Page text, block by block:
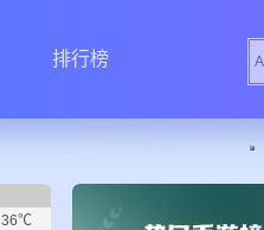
排行榜
36℃